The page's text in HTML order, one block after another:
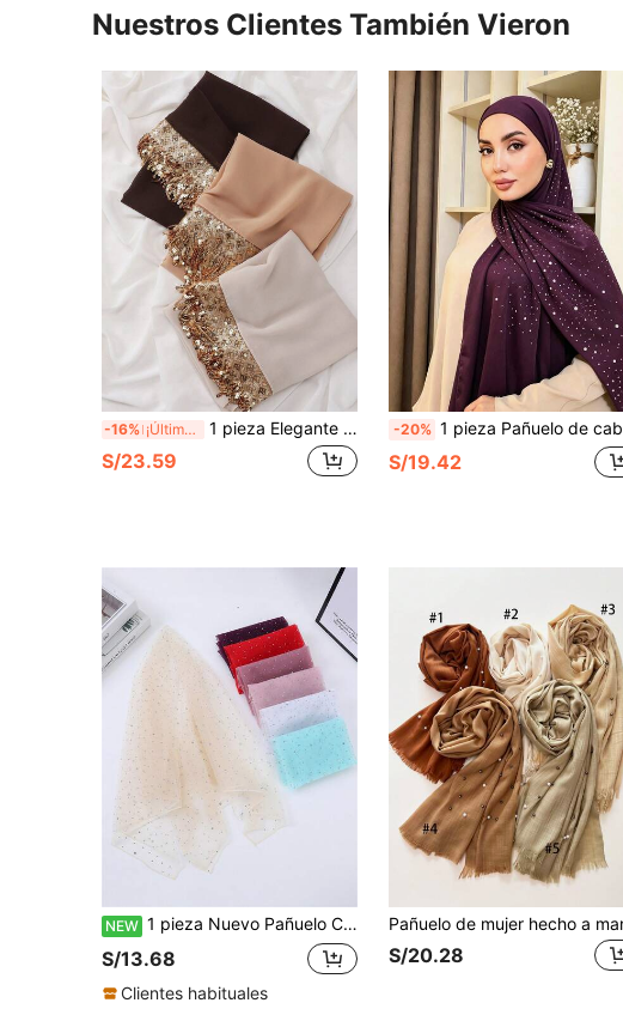
Nuestros Clientes También Vieron
-16% ¡Últimos 3 días 1 pieza Elegante y Lujoso Pañuelo Hijab Modesto con Lentejuelas y Borlas para Mujer para Abaya
S/23.59
-20% 1 pieza Pañuelo de cabeza/hijab/chal de gasa de unicolor con pedrería y adornos pesados de lujo para abaya
S/19.42
NEW 1 pieza Nuevo Pañuelo Cuadrado Premium con Pedrería, Pañuelo de Cabeza de unicolor de Moda, Pañuelo de Seda con Protección Solar para Decoración Diaria
S/13.68
Clientes habituales
S/20.28